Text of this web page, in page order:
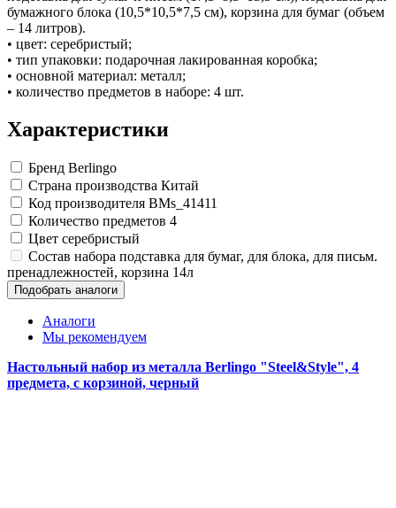
Замки прочие
Ящики для инструментов
Все товары раздела«Хозтовары»
бумажного блока (10,5*10,5*7,5 см), корзина для бумаг (объем
– 14 литров).
• цвет: серебристый;
• тип упаковки: подарочная лакированная коробка;
• основной материал: металл;
• количество предметов в наборе: 4 шт.
Характеристики
Бренд Berlingo
Страна производства Китай
Код производителя BMs_41411
Количество предметов 4
Цвет серебристый
Состав набора подставка для бумаг, для блока, для письм.
пренадлежностей, корзина 14л
Подобрать аналоги
Аналоги
Мы рекомендуем
Настольный набор из металла Berlingo "Steel&Style", 4
предмета, с корзиной, черный